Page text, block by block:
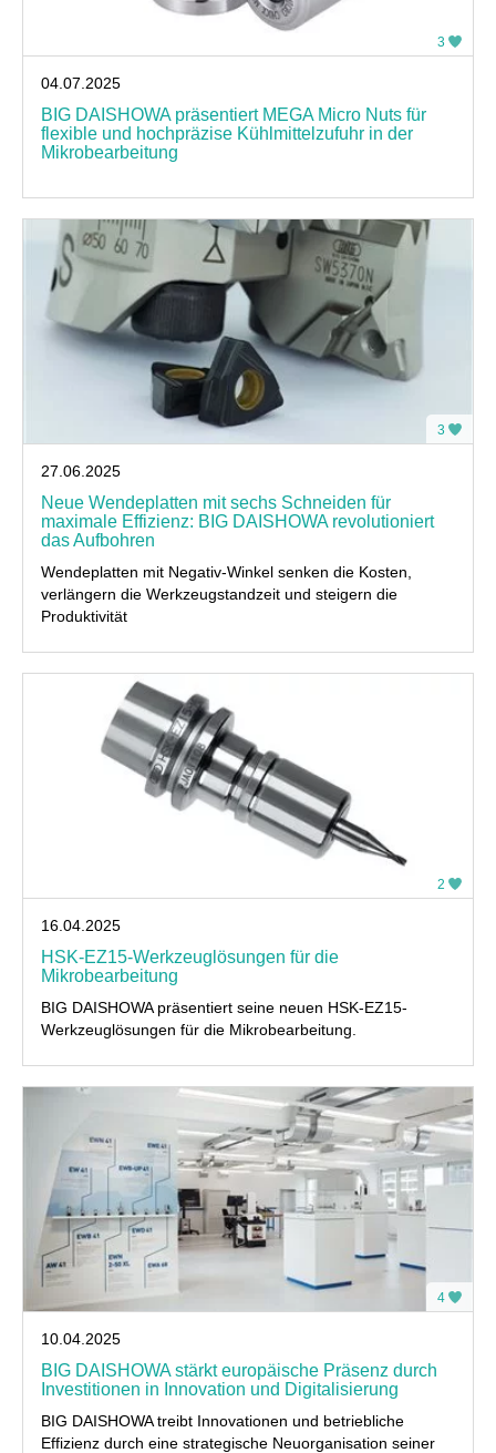
3
04.07.2025
BIG DAISHOWA präsentiert MEGA Micro Nuts für
flexible und hochpräzise Kühlmittelzufuhr in der
Mikrobearbeitung
3
27.06.2025
Neue Wendeplatten mit sechs Schneiden für
maximale Effizienz: BIG DAISHOWA revolutioniert
das Aufbohren
Wendeplatten mit Negativ-Winkel senken die Kosten,
verlängern die Werkzeugstandzeit und steigern die
Produktivität
2
16.04.2025
HSK-EZ15-Werkzeuglösungen für die
Mikrobearbeitung
BIG DAISHOWA präsentiert seine neuen HSK-EZ15-
Werkzeuglösungen für die Mikrobearbeitung.
4
10.04.2025
BIG DAISHOWA stärkt europäische Präsenz durch
Investitionen in Innovation und Digitalisierung
BIG DAISHOWA treibt Innovationen und betriebliche
Effizienz durch eine strategische Neuorganisation seiner